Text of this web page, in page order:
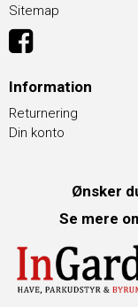
Sitemap
Information
Returnering
Din konto
Ønsker
Se mere